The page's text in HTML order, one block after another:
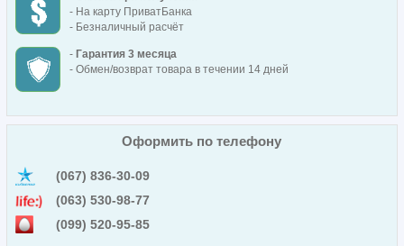
- На карту ПриватБанка
- Безналичный расчёт
- Гарантия 3 месяца
- Обмен/возврат товара в течении 14 дней
Оформить по телефону
(067) 836-30-09
(063) 530-98-77
(099) 520-95-85